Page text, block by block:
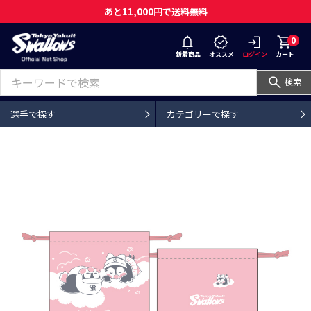
あと11,000円で送料無料
新着商品 オススメ ログイン
0
カート
検索
選手で探す カテゴリーで探す